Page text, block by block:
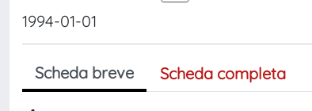
1994-01-01
Scheda breve Scheda completa